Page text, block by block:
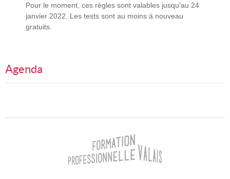
Pour le moment, ces règles sont valables jusqu’au 24
janvier 2022. Les tests sont au moins à nouveau
gratuits.
Agenda